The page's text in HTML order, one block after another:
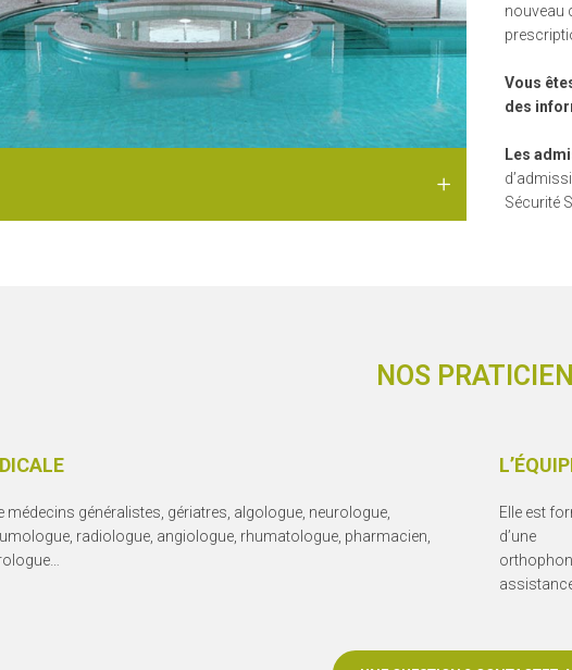
nouveau
Vous
des
Les
Sécurité
NOS
médecins généralistes, gériatres, algologue, neurologue,
radiologue, angiologue, rhumatologue, pharmacien,
Elle est
d’une